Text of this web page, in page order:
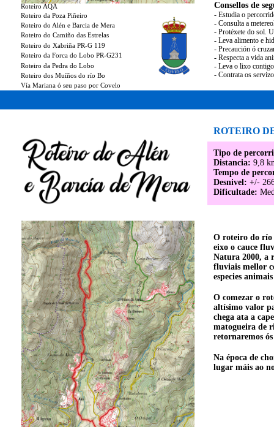
Roteiro AQA
Roteiro da Poza Piñeiro
Roteiro do Alén e Barcia de Mera
Roteiro do Camiño das Estrelas
Roteiro do Xabriña PR-G 119
Roteiro da Forca do Lobo PR-G231
Roteiro da Pedra do Lobo
Roteiro dos Muíños do río Bo
Vía Mariana ó seu paso por Covelo
Consellos de
- Estudia o
- Consulta a
- Protéxete do sol.
- Leva alimento e
- Precaución ó
- Respecta a vida
- Leva o lixo
- Contrata os
ROTEIRO
Tipo de
Distancia: 9,8
Tempo de
Desnivel: +/-
Dificultade:
O roteiro do río
eixo o cauce
Natura 2000, a
fluviais mellor
especies
O comezar o
altísimo valor
chega ata a
matogueira de
retornaremos
Na época de
lugar máis ao